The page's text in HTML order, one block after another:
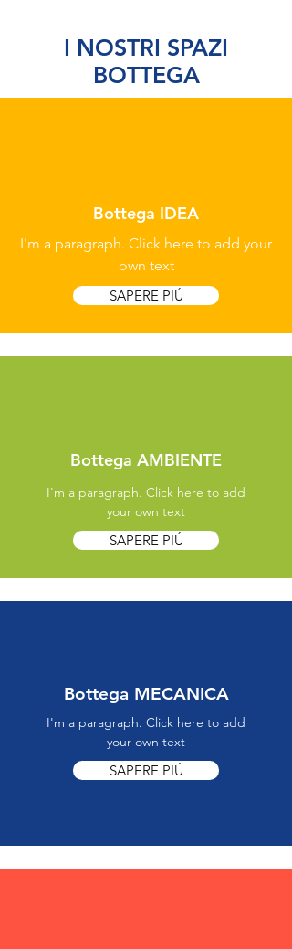
I NOSTRI SPAZI
BOTTEGA
Bottega IDEA
I'm a paragraph. Click here to add your
own text
SAPERE PIÚ
Bottega AMBIENTE
I'm a paragraph. Click here to add
your own text
SAPERE PIÚ
Bottega MECANICA
I'm a paragraph. Click here to add
your own text
SAPERE PIÚ